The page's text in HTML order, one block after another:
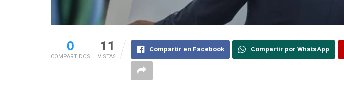
0
COMPARTIDOS
11
VISTAS
Compartir en Facebook Compartir por WhatsApp